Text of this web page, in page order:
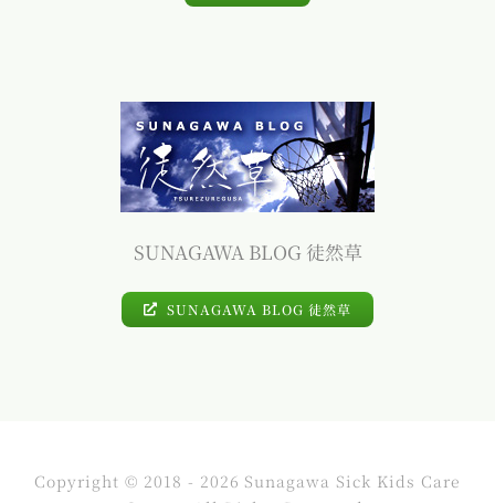
SUNAGAWA BLOG 徒然草
SUNAGAWA BLOG 徒然草
Copyright © 2018 - 2026 Sunagawa Sick Kids Care